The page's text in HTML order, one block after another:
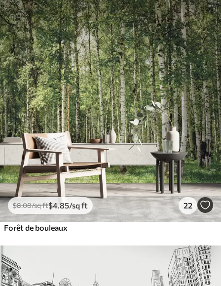
$8.08/sq ft$4.85/sq ft 22
Forêt de bouleaux